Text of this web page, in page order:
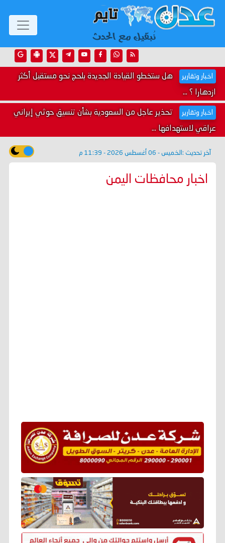
اخبار وتقارير هل ستخطو القيادة الجديدة بلحج نحو مستقبل أكثر
ازدهارا ؟ ...
اخبار وتقارير تحذير عاجل من السعودية بشأن تنسيق حوثي إيراني
عراقي لاستهدافها ...
آخر تحديث : الخميس - 06 أغسطس 2026 - 11:39 م
اخبار محافظات اليمن